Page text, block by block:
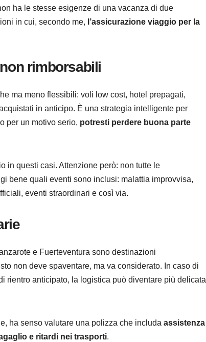
ha le stesse esigenze di una vacanza di due
in cui, secondo me, l’assicurazione viaggio per la
rimborsabili
ma meno flessibili: voli low cost, hotel prepagati,
in anticipo. È una strategia intelligente per
per un motivo serio, potresti perdere buona parte
in questi casi. Attenzione però: non tutte le
bene quali eventi sono inclusi: malattia improvvisa,
eventi straordinari e così via.
e Fuerteventura sono destinazioni
non deve spaventare, ma va considerato. In caso di
rientro anticipato, la logistica può diventare più delicata
ha senso valutare una polizza che includa assistenza
e ritardi nei trasporti.